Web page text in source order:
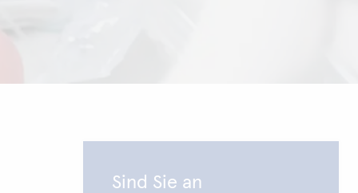
Sind Sie an